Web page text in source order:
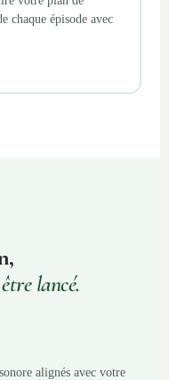
chaque épisode avec
lancé.
alignés avec votre